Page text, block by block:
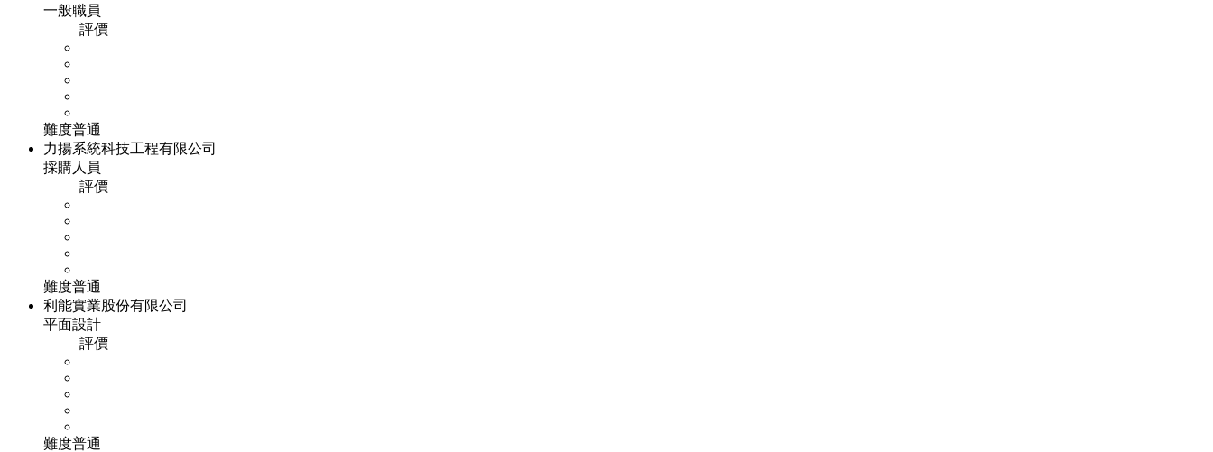
一般職員
評價
難度普通
力揚系統科技工程有限公司
採購人員
評價
難度普通
利能實業股份有限公司
平面設計
評價
難度普通